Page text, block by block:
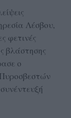
Λέσβου,
φετινές
βλάστησης
ο